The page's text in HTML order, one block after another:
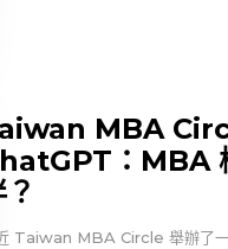
MBA
：MBA
Taiwan MBA Circle 舉辦了